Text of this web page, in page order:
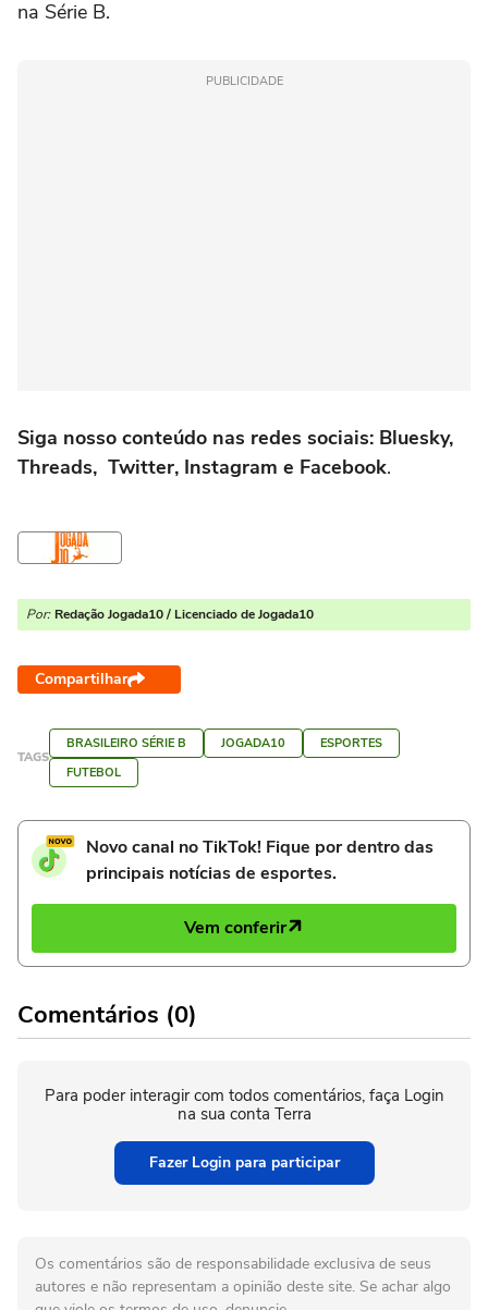
na Série B.
PUBLICIDADE
Siga nosso conteúdo nas redes sociais: Bluesky,
Threads, Twitter, Instagram e Facebook.
Por: Redação Jogada10 / Licenciado de Jogada10
Compartilhar
TAGS
BRASILEIRO SÉRIE B JOGADA10
ESPORTES
FUTEBOL
Novo canal no TikTok! Fique por dentro das
principais notícias de esportes.
Vem conferir
Comentários (0)
Para poder interagir com todos comentários, faça Login
na sua conta Terra
Fazer Login para participar
Os comentários são de responsabilidade exclusiva de seus
autores e não representam a opinião deste site. Se achar algo